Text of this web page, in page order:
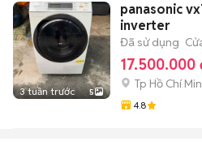
3 tuần trước 5
panasonic
inverter
Đã sử dụng
17.500.000
Tp Hồ Chí
4.8